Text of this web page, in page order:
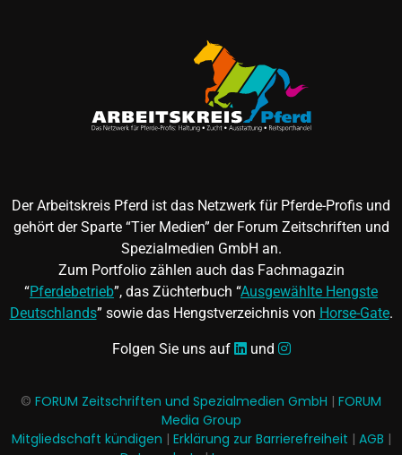
Der Arbeitskreis Pferd ist das Netzwerk für Pferde-Profis und
gehört der Sparte “Tier Medien” der Forum Zeitschriften und
Spezialmedien GmbH an.
Zum Portfolio zählen auch das Fachmagazin
“Pferdebetrieb”, das Züchterbuch “Ausgewählte Hengste
Deutschlands” sowie das Hengstverzeichnis von Horse-Gate.
Folgen Sie uns auf und
© FORUM Zeitschriften und Spezialmedien GmbH | FORUM
Media Group
Mitgliedschaft kündigen | Erklärung zur Barrierefreiheit | AGB |